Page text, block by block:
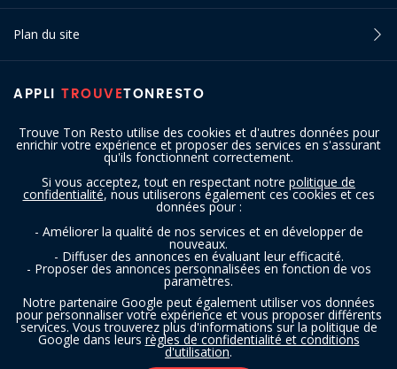
Trouve Ton Resto utilise des cookies et d'autres données pour
enrichir votre expérience et proposer des services en s'assurant
qu'ils fonctionnent correctement.
Si vous acceptez, tout en respectant notre politique de
confidentialité, nous utiliserons également ces cookies et ces
données pour :
- Améliorer la qualité de nos services et en développer de
nouveaux.
- Diffuser des annonces en évaluant leur efficacité.
- Proposer des annonces personnalisées en fonction de vos
paramètres.
Notre partenaire Google peut également utiliser vos données
pour personnaliser votre expérience et vous proposer différents
services. Vous trouverez plus d'informations sur la politique de
Google dans leurs règles de confidentialité et conditions
d'utilisation.
APPLI TROUVETONRESTO
Plan du site
SUIVEZ-NOUS
Copyright © 2016 - 2026 trouvetonresto.be ‐ Tous droits réservés | JDC
Resto SRL | Rue de Mettet 12 - 5640 Mettet (Belgique)